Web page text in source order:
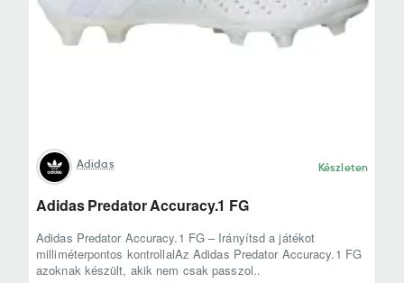
Adidas Készleten
Adidas Predator Accuracy.1 FG
Adidas Predator Accuracy.1 FG – Irányítsd a játékot
milliméterpontos kontrollalAz Adidas Predator Accuracy.1 FG
azoknak készült, akik nem csak passzol..